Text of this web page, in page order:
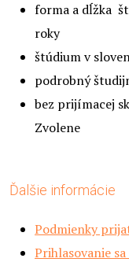
forma a dĺžka
roky
štúdium v
podrobný
bez prijímacej
Zvolene
Ďalšie informácie
Podmienky
Prihlasovanie